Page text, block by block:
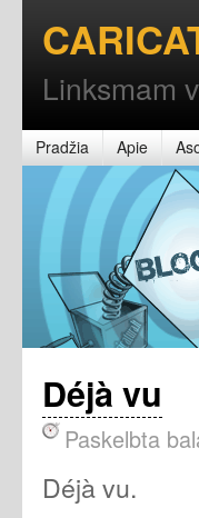
Linksmam
Pradžia Apie
Déjà vu
Paskelbta
Déjà vu.